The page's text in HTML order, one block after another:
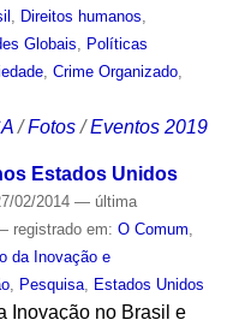
, Direitos humanos,
Globais, Políticas
, Crime Organizado,
/Fotos /Eventos 2019
Estados Unidos
02/2014 — última
registrado em: O Comum,
da Inovação e
, Pesquisa, Estados Unidos
Inovação no Brasil e